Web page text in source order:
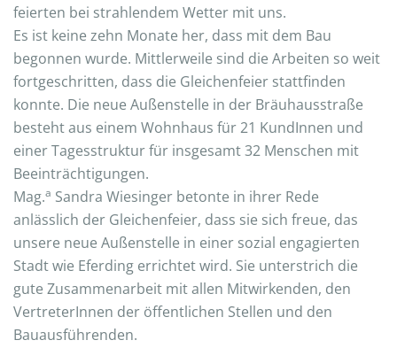
feierten bei strahlendem Wetter mit uns.
Es ist keine zehn Monate her, dass mit dem Bau
begonnen wurde. Mittlerweile sind die Arbeiten so weit
fortgeschritten, dass die Gleichenfeier stattfinden
konnte. Die neue Außenstelle in der Bräuhausstraße
besteht aus einem Wohnhaus für 21 KundInnen und
einer Tagesstruktur für insgesamt 32 Menschen mit
Beeinträchtigungen.
Mag.a Sandra Wiesinger betonte in ihrer Rede
anlässlich der Gleichenfeier, dass sie sich freue, das
unsere neue Außenstelle in einer sozial engagierten
Stadt wie Eferding errichtet wird. Sie unterstrich die
gute Zusammenarbeit mit allen Mitwirkenden, den
VertreterInnen der öffentlichen Stellen und den
Bauausführenden.